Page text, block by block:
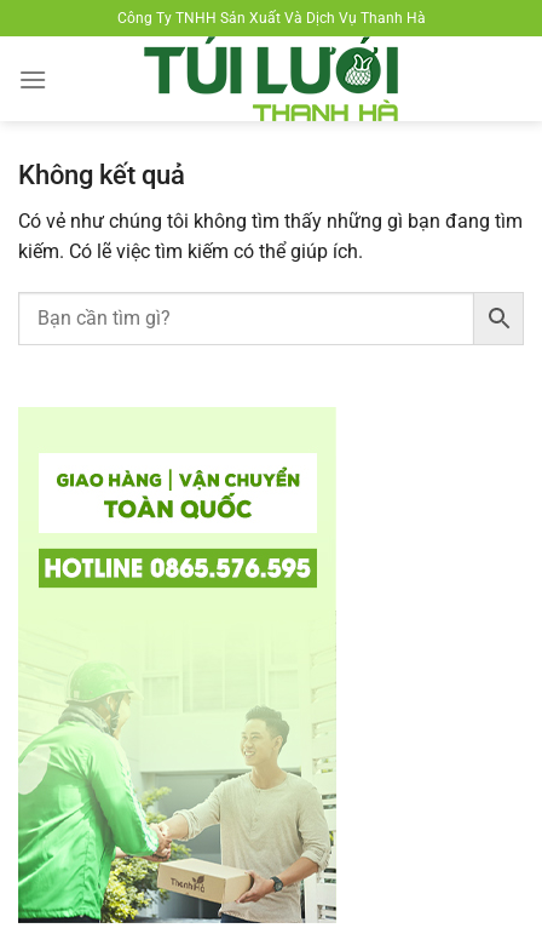
đến
nội
Công Ty TNHH Sản Xuất Và Dịch Vụ Thanh Hà
Không kết quả
Có vẻ như chúng tôi không tìm thấy những gì bạn đang tìm
kiếm. Có lẽ việc tìm kiếm có thể giúp ích.